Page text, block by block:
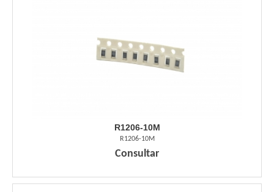
R1206-10M
R1206-10M
Consultar